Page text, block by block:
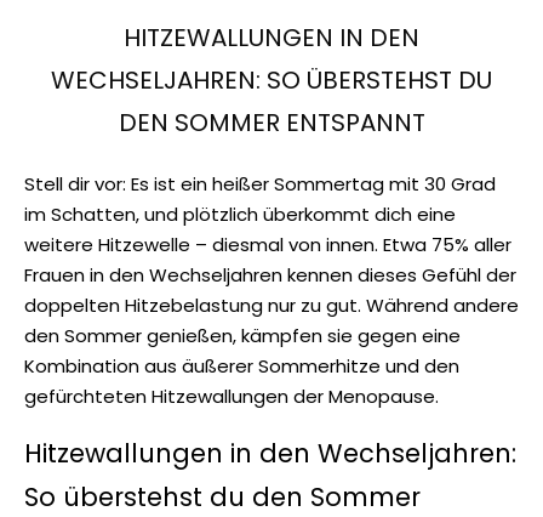
HITZEWALLUNGEN IN DEN
WECHSELJAHREN: SO ÜBERSTEHST DU
DEN SOMMER ENTSPANNT
Stell dir vor: Es ist ein heißer Sommertag mit 30 Grad
im Schatten, und plötzlich überkommt dich eine
weitere Hitzewelle – diesmal von innen. Etwa 75% aller
Frauen in den Wechseljahren kennen dieses Gefühl der
doppelten Hitzebelastung nur zu gut. Während andere
den Sommer genießen, kämpfen sie gegen eine
Kombination aus äußerer Sommerhitze und den
gefürchteten Hitzewallungen der Menopause.
Hitzewallungen in den Wechseljahren:
So überstehst du den Sommer